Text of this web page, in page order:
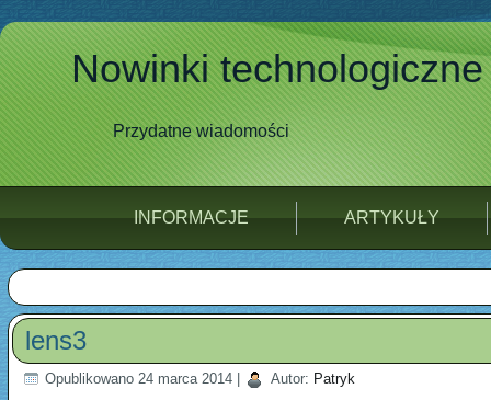
Nowinki technologiczne
Przydatne wiadomości
INFORMACJE ARTYKUŁY
lens3
Opublikowano 24 marca 2014 Autor: Patryk